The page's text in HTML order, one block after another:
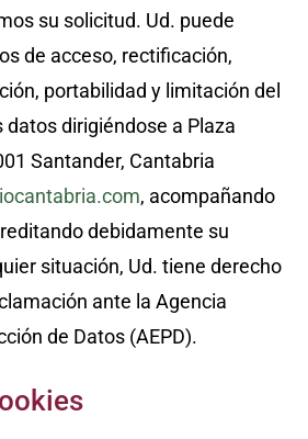
su solicitud. Ud. puede
de acceso, rectificación,
portabilidad y limitación del
dirigiéndose a Plaza
Santander, Cantabria
, acompañando
debidamente su
situación, Ud. tiene derecho
ante la Agencia
de Datos (AEPD).